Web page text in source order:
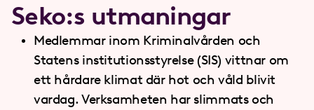
Seko:s utmaningar
Medlemmar inom Kriminalvården och
Statens institutionsstyrelse (SIS) vittnar om
ett hårdare klimat där hot och våld blivit
vardag. Verksamheten har slimmats och